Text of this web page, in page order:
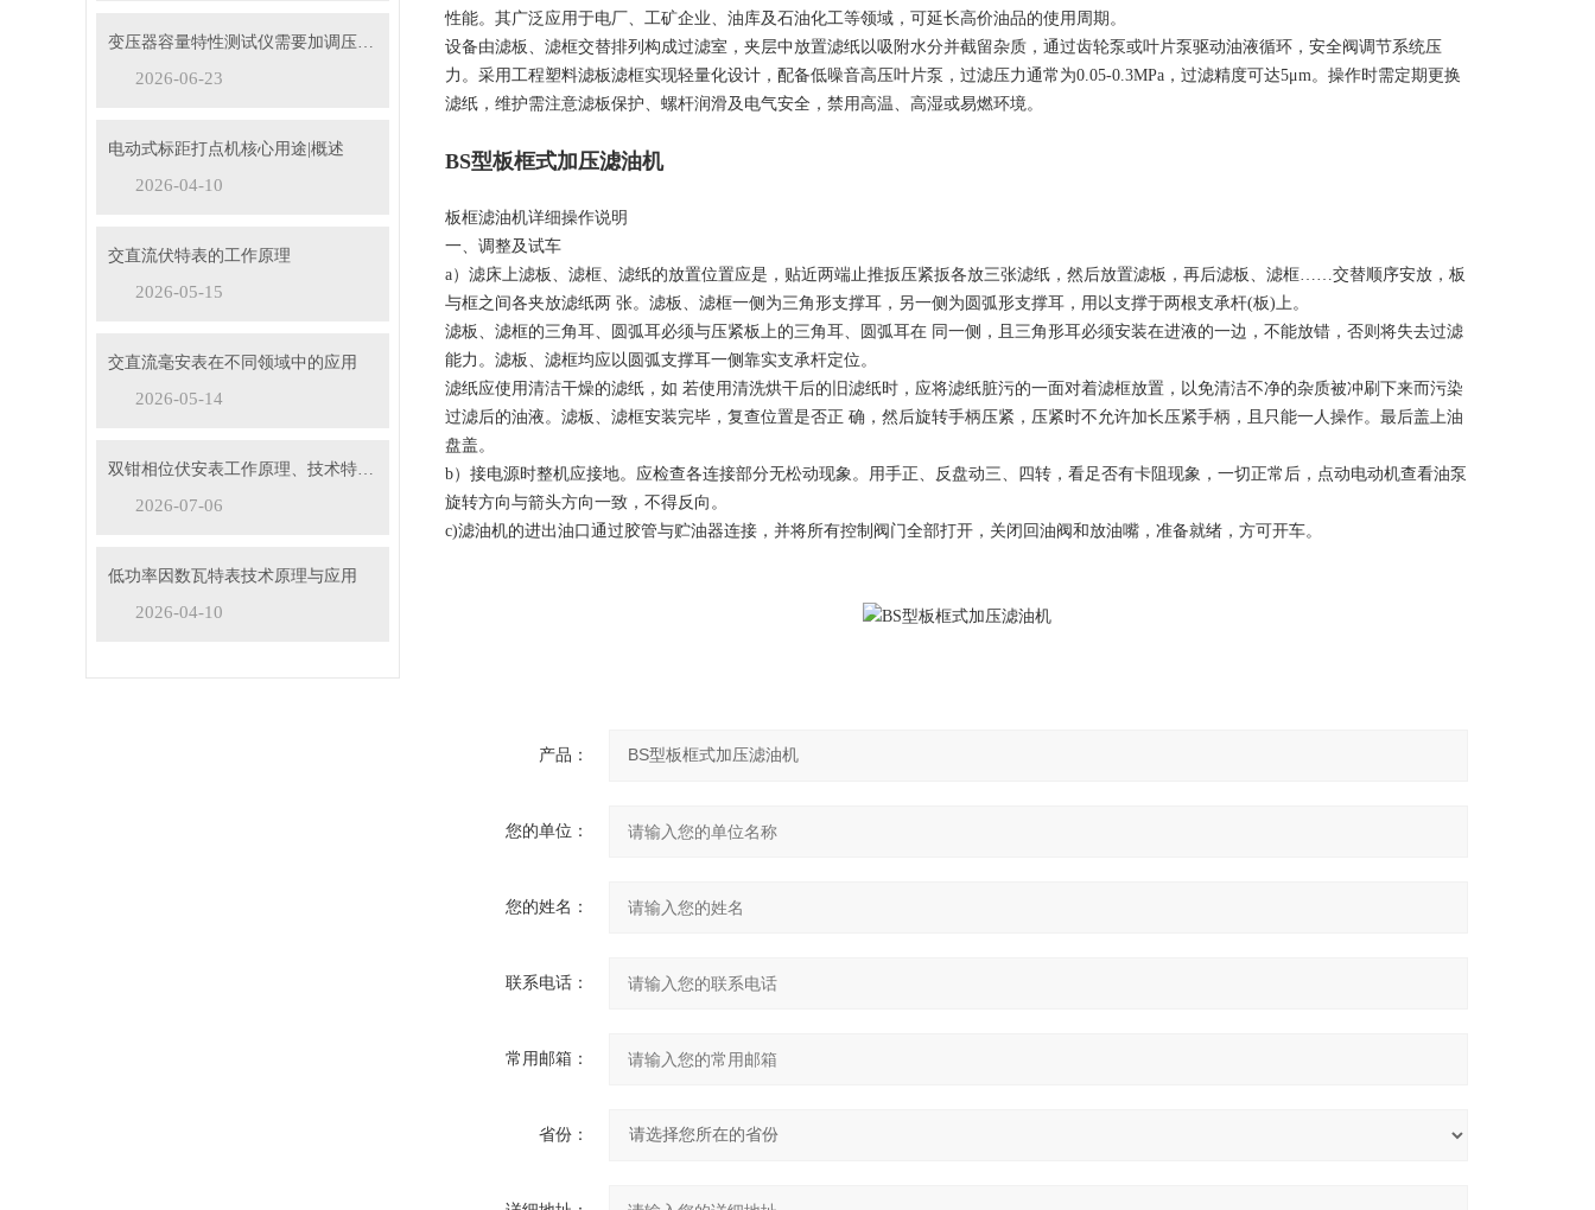
变压器容量特性测试仪需要加调压器吗？
2026-06-23
电动式标距打点机核心用途|概述
2026-04-10
交直流伏特表的工作原理
2026-05-15
交直流毫安表在不同领域中的应用
2026-05-14
双钳相位伏安表工作原理、技术特性与电力现场应用解析
2026-07-06
低功率因数瓦特表技术原理与应用
2026-04-10
性能。其广泛应用于电厂、工矿企业、油库及石油化工等领域，可延长高价油品的使用周期。
设备由滤板、滤框交替排列构成过滤室，夹层中放置滤纸以吸附水分并截留杂质，通过齿轮泵或叶片泵驱动油液循环，安全阀调节系统压
力。采用工程塑料滤板滤框实现轻量化设计，配备低噪音高压叶片泵，过滤压力通常为0.05-0.3MPa，过滤精度可达5μm。操作时需定期更换
滤纸，维护需注意滤板保护、螺杆润滑及电气安全，禁用高温、高湿或易燃环境。
BS型板框式加压滤油机
板框滤油机详细操作说明
一、调整及试车
a）滤床上滤板、滤框、滤纸的放置位置应是，贴近两端止推扳压紧扳各放三张滤纸，然后放置滤板，再后滤板、滤框……交替顺序安放，板
与框之间各夹放滤纸两 张。滤板、滤框一侧为三角形支撑耳，另一侧为圆弧形支撑耳，用以支撑于两根支承杆(板)上。
滤板、滤框的三角耳、圆弧耳必须与压紧板上的三角耳、圆弧耳在 同一侧，且三角形耳必须安装在进液的一边，不能放错，否则将失去过滤
能力。滤板、滤框均应以圆弧支撑耳一侧靠实支承杆定位。
滤纸应使用清洁干燥的滤纸，如 若使用清洗烘干后的旧滤纸时，应将滤纸脏污的一面对着滤框放置，以免清洁不净的杂质被冲刷下来而污染
过滤后的油液。滤板、滤框安装完毕，复查位置是否正 确，然后旋转手柄压紧，压紧时不允许加长压紧手柄，且只能一人操作。最后盖上油
盘盖。
b）接电源时整机应接地。应检查各连接部分无松动现象。用手正、反盘动三、四转，看足否有卡阻现象，一切正常后，点动电动机查看油泵
旋转方向与箭头方向一致，不得反向。
c)滤油机的进出油口通过胶管与贮油器连接，并将所有控制阀门全部打开，关闭回油阀和放油嘴，准备就绪，方可开车。
产品：
您的单位：
您的姓名：
联系电话：
常用邮箱：
省份：